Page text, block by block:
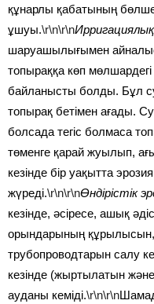
құнарлы қабатының
ұшуы.\r\n\r\n
шаруашылығымен
топыраққа көп
байланысты болды. Бұл су
топырақ бетімен ағады. Су
болсада тегіс болмаса
төменге қарай жуылып,
кезінде бір уақытта
жүреді.\r\n\r\nӨндірістік
кезінде, әсіресе, ашық
орындарының
трубопроводтарын салу
кезінде (жыртылатын
ауданы кеміді.\r\n\r\n